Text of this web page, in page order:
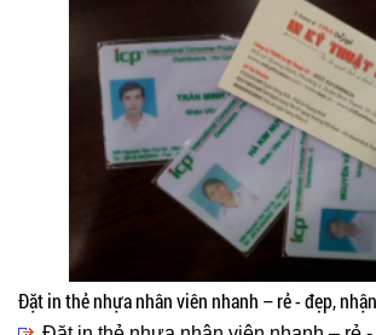
Đặt in thẻ nhựa nhân viên nhanh – rẻ - đẹp,